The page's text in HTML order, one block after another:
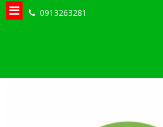
0913263281